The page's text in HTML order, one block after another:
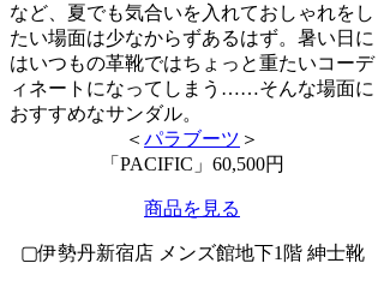
など、夏でも気合いを入れておしゃれをし
たい場面は少なからずあるはず。暑い日に
はいつもの革靴ではちょっと重たいコーデ
ィネートになってしまう……そんな場面に
おすすめなサンダル。
＜ パラブーツ ＞
「PACIFIC」60,500円
商品を見る
▢伊勢丹新宿店 メンズ館地下1階 紳士靴